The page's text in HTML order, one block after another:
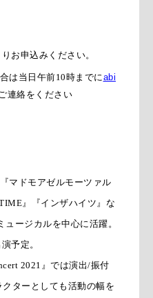
りお申込みください。
は当日午前10時までにabi
連絡をください
マドモアゼルモーツァル
』『インザハイツ』な
ージカルを中心に活躍。
予定。
2021』では演出/振付
ターとしても活動の幅を